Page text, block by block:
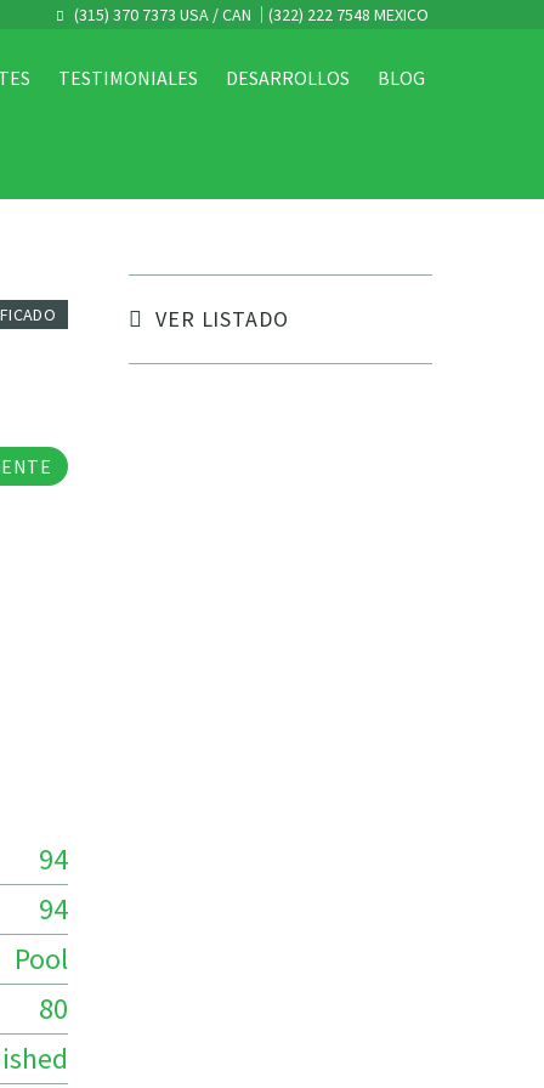
(315) 370 7373 USA / CAN (322) 222 7548 MEXICO
TESTIMONIALES DESARROLLOS BLOG
94
94
Pool
80
VER LISTADO